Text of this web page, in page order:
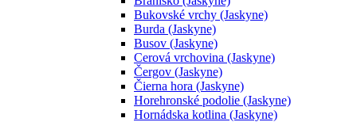
Bukovské vrchy (Jaskyne)
Burda (Jaskyne)
Busov (Jaskyne)
Cerová vrchovina (Jaskyne)
Čergov (Jaskyne)
Čierna hora (Jaskyne)
Horehronské podolie (Jaskyne)
Hornádska kotlina (Jaskyne)